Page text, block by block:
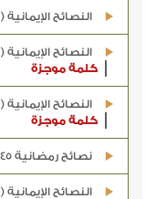
النصائح الإيمانية (139) [موعظة في الموت]
النصائح الإيمانية (132) [أسباب شرح الصدر (3)]
كلمة موجزة
النصائح الإيمانية (125) [وصية لطلاب العلم]
كلمة موجزة
نصائح رمضانية 1445 (20)
النصائح الإيمانية (88) [حسن الظن بالله]